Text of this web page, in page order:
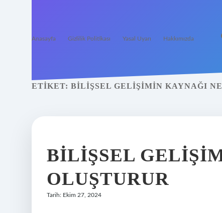
Anasayfa Gizlilik Politikası Yasal Uyarı Hakkımızda
ETIKET: BILIŞSEL GELIŞIMIN KAYNAĞI
BILIŞSEL
OLUŞTURUR
Tarih: Ekim 27, 2024